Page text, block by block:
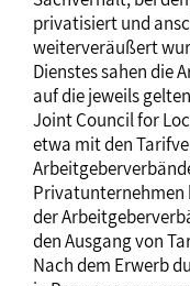
privatisiert und
weiterveräußert
Dienstes sahen die
auf die jeweils
Joint Council for
etwa mit den
Privatunternehmen
der
den Ausgang von
Nach dem Erwerb